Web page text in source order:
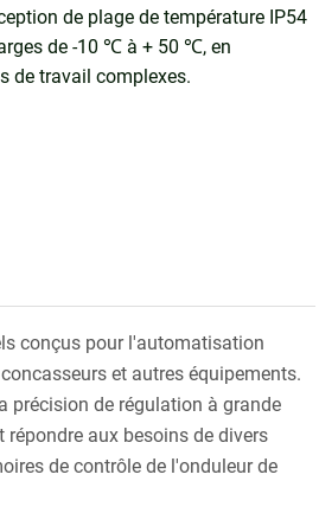
de plage de température IP54
de -10 ℃ à + 50 ℃, en
de travail complexes.
conçus pour l'automatisation
et autres équipements.
précision de régulation à grande
répondre aux besoins de divers
de contrôle de l'onduleur de